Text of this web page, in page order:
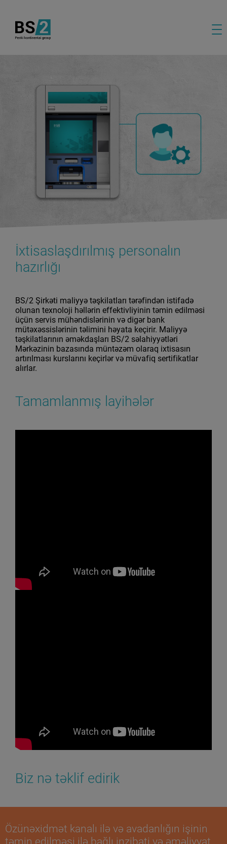
İxtisaslaşdırılmış personalın
hazırlığı
BS/2 Şirkəti maliyyə təşkilatları tərəfindən istifadə
olunan texnoloji həllərin effektivliyinin təmin edilməsi
üçün servis mühəndislərinin və digər bank
mütəxəssislərinin təlimini həyata keçirir. Maliyyə
təşkilatlarının əməkdaşları BS/2 səlahiyyətləri
Mərkəzinin bazasında müntəzəm olaraq ixtisasın
artırılması kurslarını keçirlər və müvafiq sertifikatlar
alırlar.
Tamamlanmış layihələr
Biz nə təklif edirik
Özünəxidmət kanalı ilə və avadanlığın işinin
təmin edilməsi ilə bağlı inzibati və əməliyyat